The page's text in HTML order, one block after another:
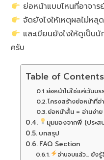
ย่อหน้าแบบไหนที่อาจา
จัดยังไงให้เหตุผลไม่หลุ
และเขียนยังไงให้ดูเป็
ครับ
Table of Contents
ย่อหน้าไม่ใช่แค่เว้นบ
โครงสร้างย่อหน้าที่อ่
ย่อหน้าสั้น = อ่านง่าย
มุมมองจากพี่ (ประ
บทสรุป
FAQ Section
อ่านจบแล้ว... ยัง